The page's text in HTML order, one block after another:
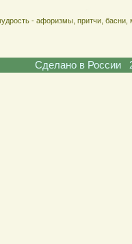
- афоризмы, притчи,
Сделано в России